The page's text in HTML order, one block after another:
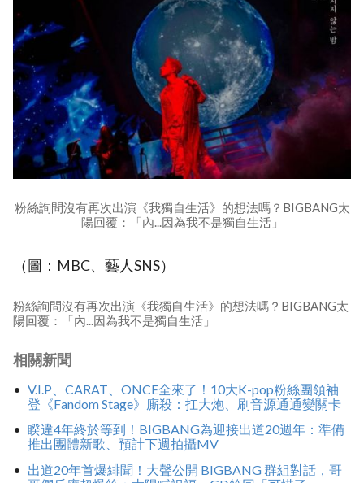
粉絲詢問沒有再次出演《我獨自生活》的想法嗎？BIGBANG太
陽回覆：「內...因為我不是獨自生活」
（圖：MBC、藝人SNS）
粉絲詢問沒有再次出演《我獨自生活》的想法嗎？BIGBANG太
陽回覆：「內...因為我不是獨自生活」
相關新聞
V.I.P、CARAT、ONCE全來了！10大K-pop粉絲團領袖
登《Fandom Stage》廝殺：扛大炮、刷音源通通變關卡
睽違4年終於等到！BIGBANG為迎接出道20週年：準備
推出團體新歌、預計下週拍攝MV
出道20年首爆緋聞！大聲公開 BIGBANG 群組對話，哥